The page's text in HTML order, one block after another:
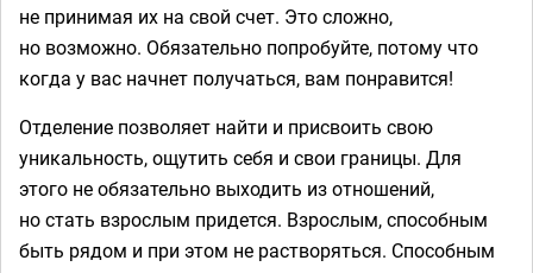
не принимая их на свой счет. Это сложно,
но возможно. Обязательно попробуйте, потому что
когда у вас начнет получаться, вам понравится!
Отделение позволяет найти и присвоить свою
уникальность, ощутить себя и свои границы. Для
этого не обязательно выходить из отношений,
но стать взрослым придется. Взрослым, способным
быть рядом и при этом не растворяться. Способным